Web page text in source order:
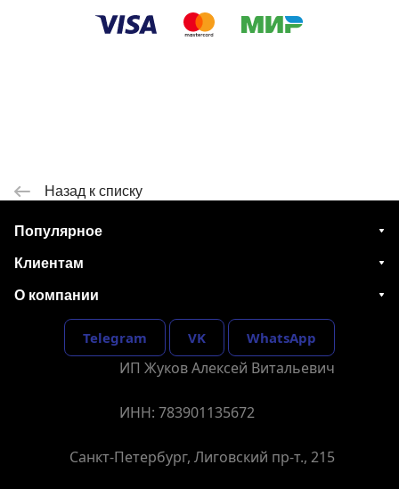
Назад к списку
Популярное
Клиентам
О компании
Telegram VK WhatsApp
ИП Жуков Алексей Витальевич
ИНН: 783901135672
Санкт-Петербург, Лиговский пр-т., 215